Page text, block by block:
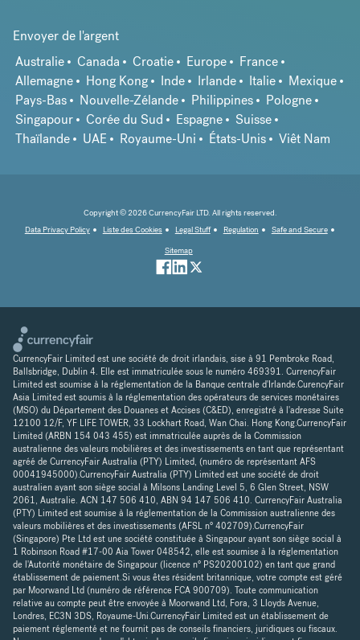
Envoyer de l'argent
Australie
Canada Croatie Europe
France
Allemagne
Hong Kong Inde Irlande Italie
Mexique
Pays-Bas
Nouvelle-Zélande Philippines
Pologne
Singapour
Corée du Sud Espagne
Suisse
Thaïlande
UAE Royaume-Uni États-Unis Viêt Nam
Copyright © 2026 CurrencyFair LTD. All rights reserved.
Data Privacy Policy
Liste des Cookies Legal Stuff Regulation
Safe and Secure
Sitemap
CurrencyFair Limited est une société de droit irlandais, sise à 91 Pembroke Road,
Ballsbridge, Dublin 4. Elle est immatriculée sous le numéro 469391. CurrencyFair
Limited est soumise à la réglementation de la Banque centrale d'Irlande.CurencyFair
Asia Limited est soumis à la réglementation des opérateurs de services monétaires
(MSO) du Département des Douanes et Accises (C&ED), enregistré à l'adresse Suite
12100 12/F, YF LIFE TOWER, 33 Lockhart Road, Wan Chai. Hong Kong.CurrencyFair
Limited (ARBN 154 043 455) est immatriculée auprès de la Commission
australienne des valeurs mobilières et des investissements en tant que représentant
agréé de CurrencyFair Australia (PTY) Limited, (numéro de représentant AFS
00041945000).CurrencyFair Australia (PTY) Limited est une société de droit
australien ayant son siège social à Milsons Landing Level 5, 6 Glen Street, NSW
2061, Australie. ACN 147 506 410, ABN 94 147 506 410. CurrencyFair Australia
(PTY) Limited est soumise à la réglementation de la Commission australienne des
valeurs mobilières et des investissements (AFSL n° 402709).CurrencyFair
(Singapore) Pte Ltd est une société constituée à Singapour ayant son siège social à
1 Robinson Road #17-00 Aia Tower 048542, elle est soumise à la réglementation
de l'Autorité monétaire de Singapour (licence n° PS20200102) en tant que grand
établissement de paiement.Si vous êtes résident britannique, votre compte est géré
par Moorwand Ltd (numéro de référence FCA 900709). Toute communication
relative au compte peut être envoyée à Moorwand Ltd, Fora, 3 Lloyds Avenue,
Londres, EC3N 3DS, Royaume-Uni.CurrencyFair Limited est un établissement de
paiement réglementé et ne fournit pas de conseils financiers, juridiques ou fiscaux.